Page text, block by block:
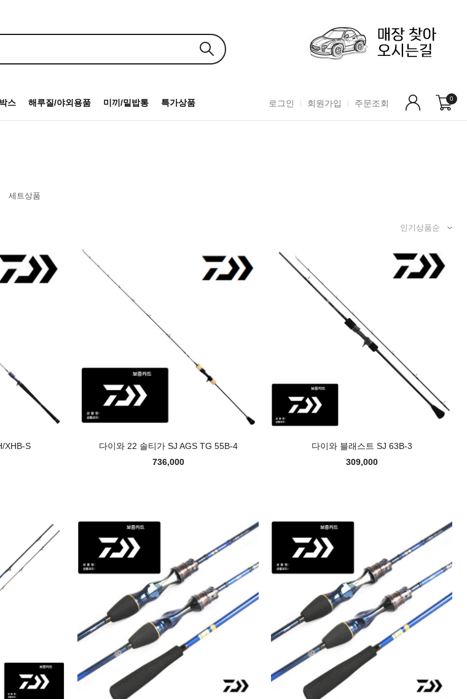
스 해루질/야외용품 미끼/밑밥통 특가상품 로그인 회원가입 주문조회 0
세트상품
XHB-S
다이와 22 솔티가 SJ AGS TG 55B-4
736,000
다이와 블래스트 SJ 63B-3
309,000